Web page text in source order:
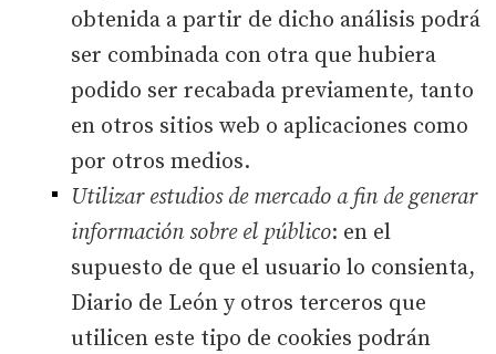
obtenida a partir de dicho análisis podrá
ser combinada con otra que hubiera
podido ser recabada previamente, tanto
en otros sitios web o aplicaciones como
por otros medios.
Utilizar estudios de mercado a fin de generar
información sobre el público: en el
supuesto de que el usuario lo consienta,
Diario de León y otros terceros que
utilicen este tipo de cookies podrán